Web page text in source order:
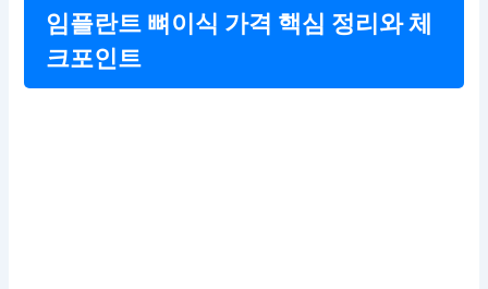
임플란트 뼈이식 가격 핵심 정리와 체
크포인트